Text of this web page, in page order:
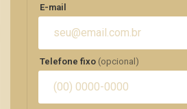
E-mail
Telefone fixo (opcional)